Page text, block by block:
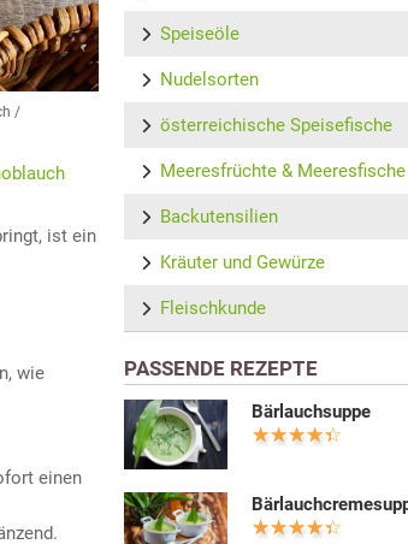
/
ist ein
wie
einen
Speiseöle
Nudelsorten
österreichische Speisefische
Meeresfrüchte & Meeresfische
Backutensilien
Kräuter und Gewürze
Fleischkunde
PASSENDE REZEPTE
Bärlauchsuppe